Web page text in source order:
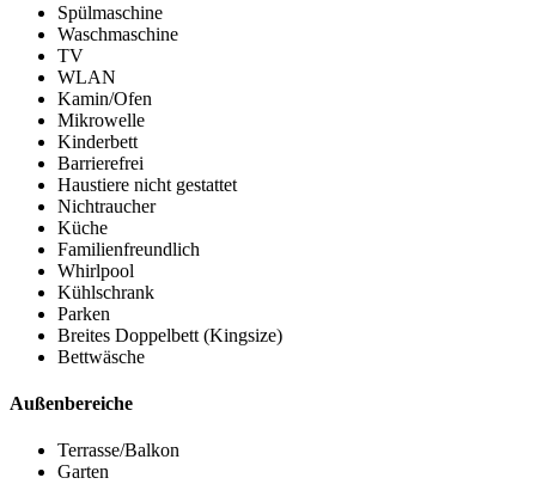
Spülmaschine
Waschmaschine
TV
WLAN
Kamin/Ofen
Mikrowelle
Kinderbett
Barrierefrei
Haustiere nicht gestattet
Nichtraucher
Küche
Familienfreundlich
Whirlpool
Kühlschrank
Parken
Breites Doppelbett (Kingsize)
Bettwäsche
Außenbereiche
Terrasse/Balkon
Garten